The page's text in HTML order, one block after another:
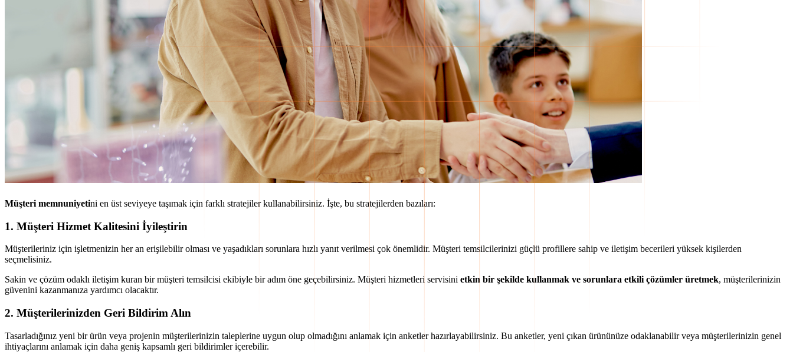
Müşteri memnuniyetini en üst seviyeye taşımak için farklı stratejiler kullanabilirsiniz. İşte, bu stratejilerden bazıları:
1. Müşteri Hizmet Kalitesini İyileştirin
Müşterileriniz için işletmenizin her an erişilebilir olması ve yaşadıkları sorunlara hızlı yanıt verilmesi çok önemlidir. Müşteri temsilcilerinizi güçlü profillere sahip ve iletişim becerileri yüksek kişilerden
seçmelisiniz.
Sakin ve çözüm odaklı iletişim kuran bir müşteri temsilcisi ekibiyle bir adım öne geçebilirsiniz. Müşteri hizmetleri servisini etkin bir şekilde kullanmak ve sorunlara etkili çözümler üretmek, müşterilerinizin
güvenini kazanmanıza yardımcı olacaktır.
2. Müşterilerinizden Geri Bildirim Alın
Tasarladığınız yeni bir ürün veya projenin müşterilerinizin taleplerine uygun olup olmadığını anlamak için anketler hazırlayabilirsiniz. Bu anketler, yeni çıkan ürününüze odaklanabilir veya müşterilerinizin genel
ihtiyaçlarını anlamak için daha geniş kapsamlı geri bildirimler içerebilir.